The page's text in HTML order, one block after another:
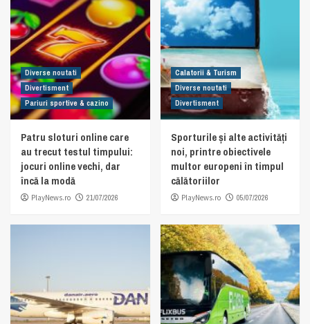
Diverse noutati
Divertisment
Pariuri sportive & cazino
Patru sloturi online care
au trecut testul timpului:
jocuri online vechi, dar
încă la modă
PlayNews.ro 21/07/2026
Calatorii & Turism
Diverse noutati
Divertisment
Sporturile și alte activități
noi, printre obiectivele
multor europeni în timpul
călătoriilor
PlayNews.ro 05/07/2026